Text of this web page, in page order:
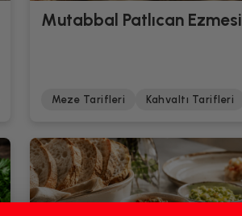
Mutabbal Patlıcan Ezmesi
Meze Tarifleri Kahvaltı Tarifleri